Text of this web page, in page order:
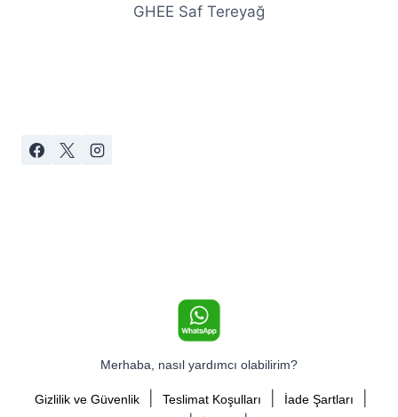
GHEE Saf Tereyağ
Merhaba, nasıl yardımcı olabilirim?
Gizlilik ve Güvenlik Teslimat Koşulları İade Şartları